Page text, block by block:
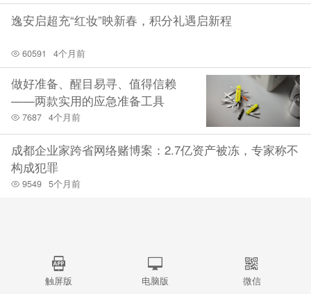
逸安启超充“红妆”映新春，积分礼遇启新程
60591 4个月前
做好准备、醒目易寻、值得信赖
——两款实用的应急准备工具
7687 4个月前
成都企业家跨省网络赌博案：2.7亿资产被冻，专家称不
构成犯罪
9549 5个月前
触屏版 电脑版 微信